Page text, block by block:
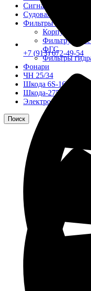
Сигнализация и
Судовая запорная
Фильтры и
Корпусы
Фильтрующие
ФГС
Фильтры
Фонари
ЧН 25/34
Шкода 6S-160
Шкода-275
Электродвигатели
Поиск
+7 (913) 672-49-54